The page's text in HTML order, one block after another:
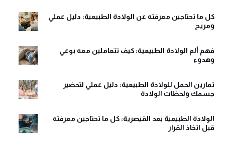
كل ما تحتاجين معرفته عن الولادة الطبيعية: دليل عملي
ومريح
فهم ألم الولادة الطبيعية: كيف تتعاملين معه بوعي
وهدوء
تمارين الحمل للولادة الطبيعية: دليل عملي لتحضير
جسمك ولحظات الولادة
الولادة الطبيعية بعد القيصرية: كل ما تحتاجين معرفته
قبل اتخاذ القرار